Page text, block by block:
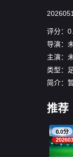
评分：
导演：
主演：
类型：
简介：
推荐
0.0分